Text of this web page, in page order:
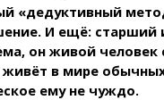
«дедуктивный
И ещё: старший
он живой человек
живёт в мире
ему не чуждо.